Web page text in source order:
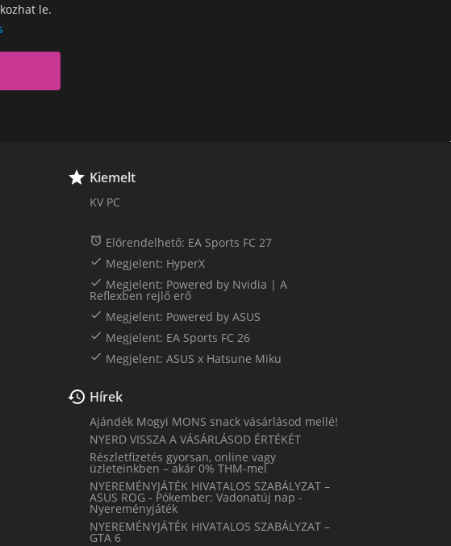
le.
 Kiemelt
KV PC
 Előrendelhető: EA Sports FC 27
 Megjelent: HyperX
 Megjelent: Powered by Nvidia | A
Reflexben rejlő erő
 Megjelent: Powered by ASUS
 Megjelent: EA Sports FC 26
 Megjelent: ASUS x Hatsune Miku
 Hírek
Ajándék Mogyi MONS snack vásárlásod mellé!
NYERD VISSZA A VÁSÁRLÁSOD ÉRTÉKÉT
Részletfizetés gyorsan, online vagy
üzleteinkben – akár 0% THM-mel
NYEREMÉNYJÁTÉK HIVATALOS SZABÁLYZAT –
ASUS ROG - Pókember: Vadonatúj nap -
Nyereményjáték
NYEREMÉNYJÁTÉK HIVATALOS SZABÁLYZAT –
GTA 6